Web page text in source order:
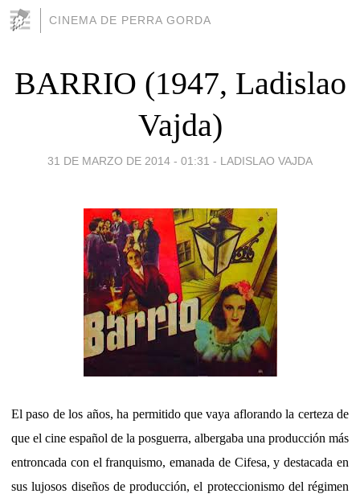
CINEMA DE PERRA GORDA
BARRIO (1947, Ladislao
Vajda)
31 DE MARZO DE 2014 - 01:31 - LADISLAO VAJDA
El paso de los años, ha permitido que vaya aflorando la certeza de
que el cine español de la posguerra, albergaba una producción más
entroncada con el franquismo, emanada de Cifesa, y destacada en
sus lujosos diseños de producción, el proteccionismo del régimen